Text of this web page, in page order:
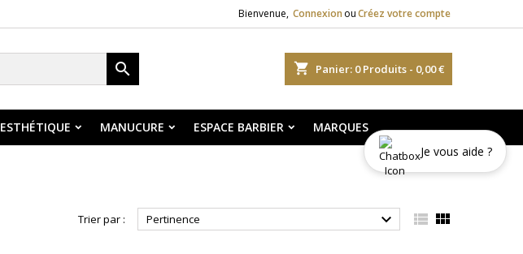
Bienvenue, Connexion ouCréez votre compte
shopping_cart Panier: 0Produits - 0,00 €

ESTHÉTIQUE MANUCURE ESPACE BARBIER MARQUES
Trier par : Pertinence   
Je vous aide ?